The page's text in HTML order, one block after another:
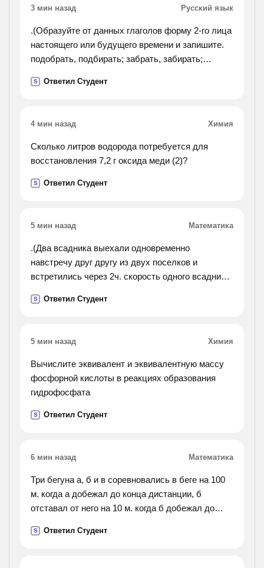
3 мин назад Русский язык
.(Образуйте от данных глаголов форму 2-го лица
настоящего или будущего времени и запишите.
подобрать, подбирать; забрать, забирать;
отпирать; натереть, натирать. !).
S Ответил Студент
4 мин назад Химия
Сколько литров водорода потребуется для
восстановления 7,2 г оксида меди (2)?
S Ответил Студент
5 мин назад Математика
.(Два всадника выехали одновременно
навстречу друг другу из двух поселков и
встретились через 2ч. скорость одного всадника
между поселками.).
S Ответил Студент
5 мин назад Химия
Вычислите эквивалент и эквивалентную массу
фосфорной кислоты в реакциях образования
гидрофосфата
S Ответил Студент
6 мин назад Математика
Три бегуна а, б и в соревновались в беге на 100
м. когда а добежал до конца дистанции, б
отставал от него на 10 м. когда б добежал до
метров отставал в от а, когда а финишировал?
S Ответил Студент